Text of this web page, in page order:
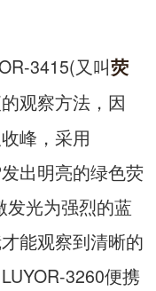
3415(又叫荧
观察方法，因
峰，采用
出明亮的绿色荧
发光为强烈的蓝
能观察到清晰的
3260便携